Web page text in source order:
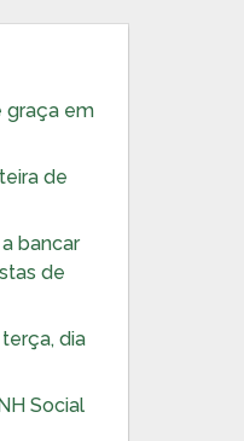
graça em
de
bancar
de
dia
Social